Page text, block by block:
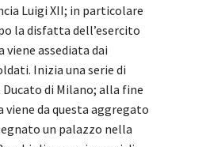
Luigi XII; in particolare
la disfatta dell’esercito
assediata dai
Inizia una serie di
di Milano; alla fine
da questa aggregato
un palazzo nella